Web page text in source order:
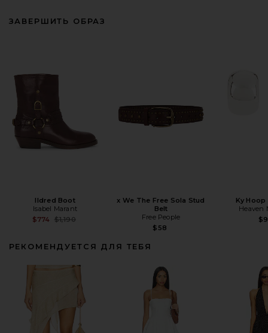
ЗАВЕРШИТЬ ОБРАЗ
Ildred Boot
Isabel Marant
$774
Previous price:
$1,190
x We The Free Sola Stud
Belt
Free People
$58
Ky
Heaven
РЕКОМЕНДУЕТСЯ ДЛЯ ТЕБЯ